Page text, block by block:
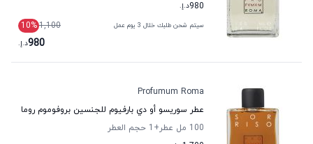
980د.إ.
سيتم شحن طلبك خلال 3 يوم عمل 1,100
10%
980د.إ.
Profumum Roma
عطر سوريسو أو دي بارفيوم للجنسين بروفوموم روما
100 مل عطر
+1
حجم العطر